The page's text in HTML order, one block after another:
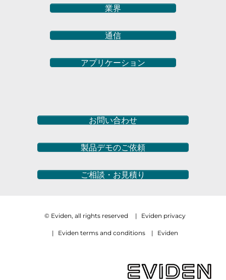
業界
通信
アプリケーション
お問い合わせ
製品デモのご依頼
ご相談・お見積り
© Eviden, all rights reserved | Eviden privacy
| Eviden terms and conditions | Eviden